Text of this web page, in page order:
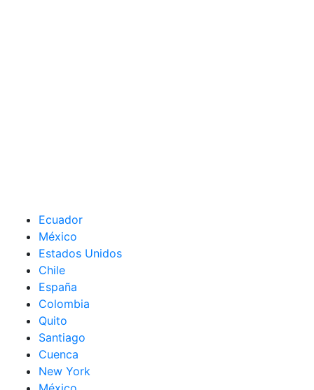
Ecuador
México
Estados Unidos
Chile
España
Colombia
Quito
Santiago
Cuenca
New York